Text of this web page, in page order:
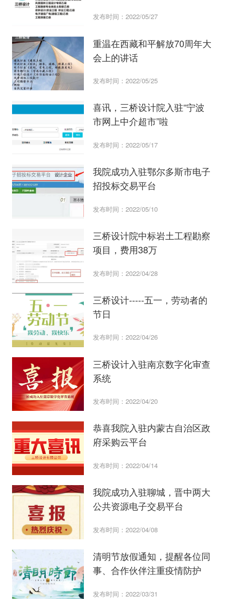
发布时间：2022/05/27
重温在西藏和平解放70周年大
会上的讲话
发布时间：2022/05/25
喜讯，三桥设计院入驻“宁波
市网上中介超市”啦
发布时间：2022/05/17
我院成功入驻鄂尔多斯市电子
招投标交易平台
发布时间：2022/05/10
三桥设计院中标岩土工程勘察
项目，费用38万
发布时间：2022/04/28
三桥设计-----五一，劳动者的
节日
发布时间：2022/04/26
三桥设计入驻南京数字化审查
系统
发布时间：2022/04/20
恭喜我院入驻内蒙古自治区政
府采购云平台
发布时间：2022/04/14
​我院成功入驻聊城，晋中两大
公共资源电子交易平台
发布时间：2022/04/08
清明节放假通知，提醒各位同
事、合作伙伴注重疫情防护
发布时间：2022/03/31